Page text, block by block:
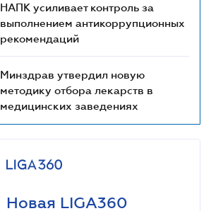
НАПК усиливает контроль за
выполнением антикоррупционных
рекомендаций
Минздрав утвердил новую
методику отбора лекарств в
медицинских заведениях
Новая LIGA360